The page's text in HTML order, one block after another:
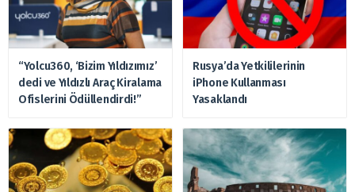
“Yolcu360, ‘Bizim Yıldızımız’
dedi ve Yıldızlı Araç Kiralama
Ofislerini Ödüllendirdi!”
Rusya’da Yetkililerinin
iPhone Kullanması
Yasaklandı